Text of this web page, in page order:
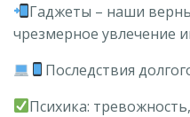
Гаджеты – наши
чрезмерное увлечение
Последствия
Психика: